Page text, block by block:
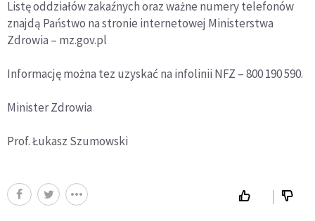
Listę oddziałów zakaźnych oraz ważne numery telefonów
znajdą Państwo na stronie internetowej Ministerstwa
Zdrowia – mz.gov.pl
Informację można tez uzyskać na infolinii NFZ – 800 190 590.
Minister Zdrowia
Prof. Łukasz Szumowski